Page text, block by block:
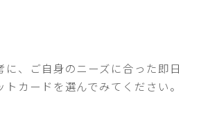
に、ご自身のニーズに合った即日
カードを選んでみてください。